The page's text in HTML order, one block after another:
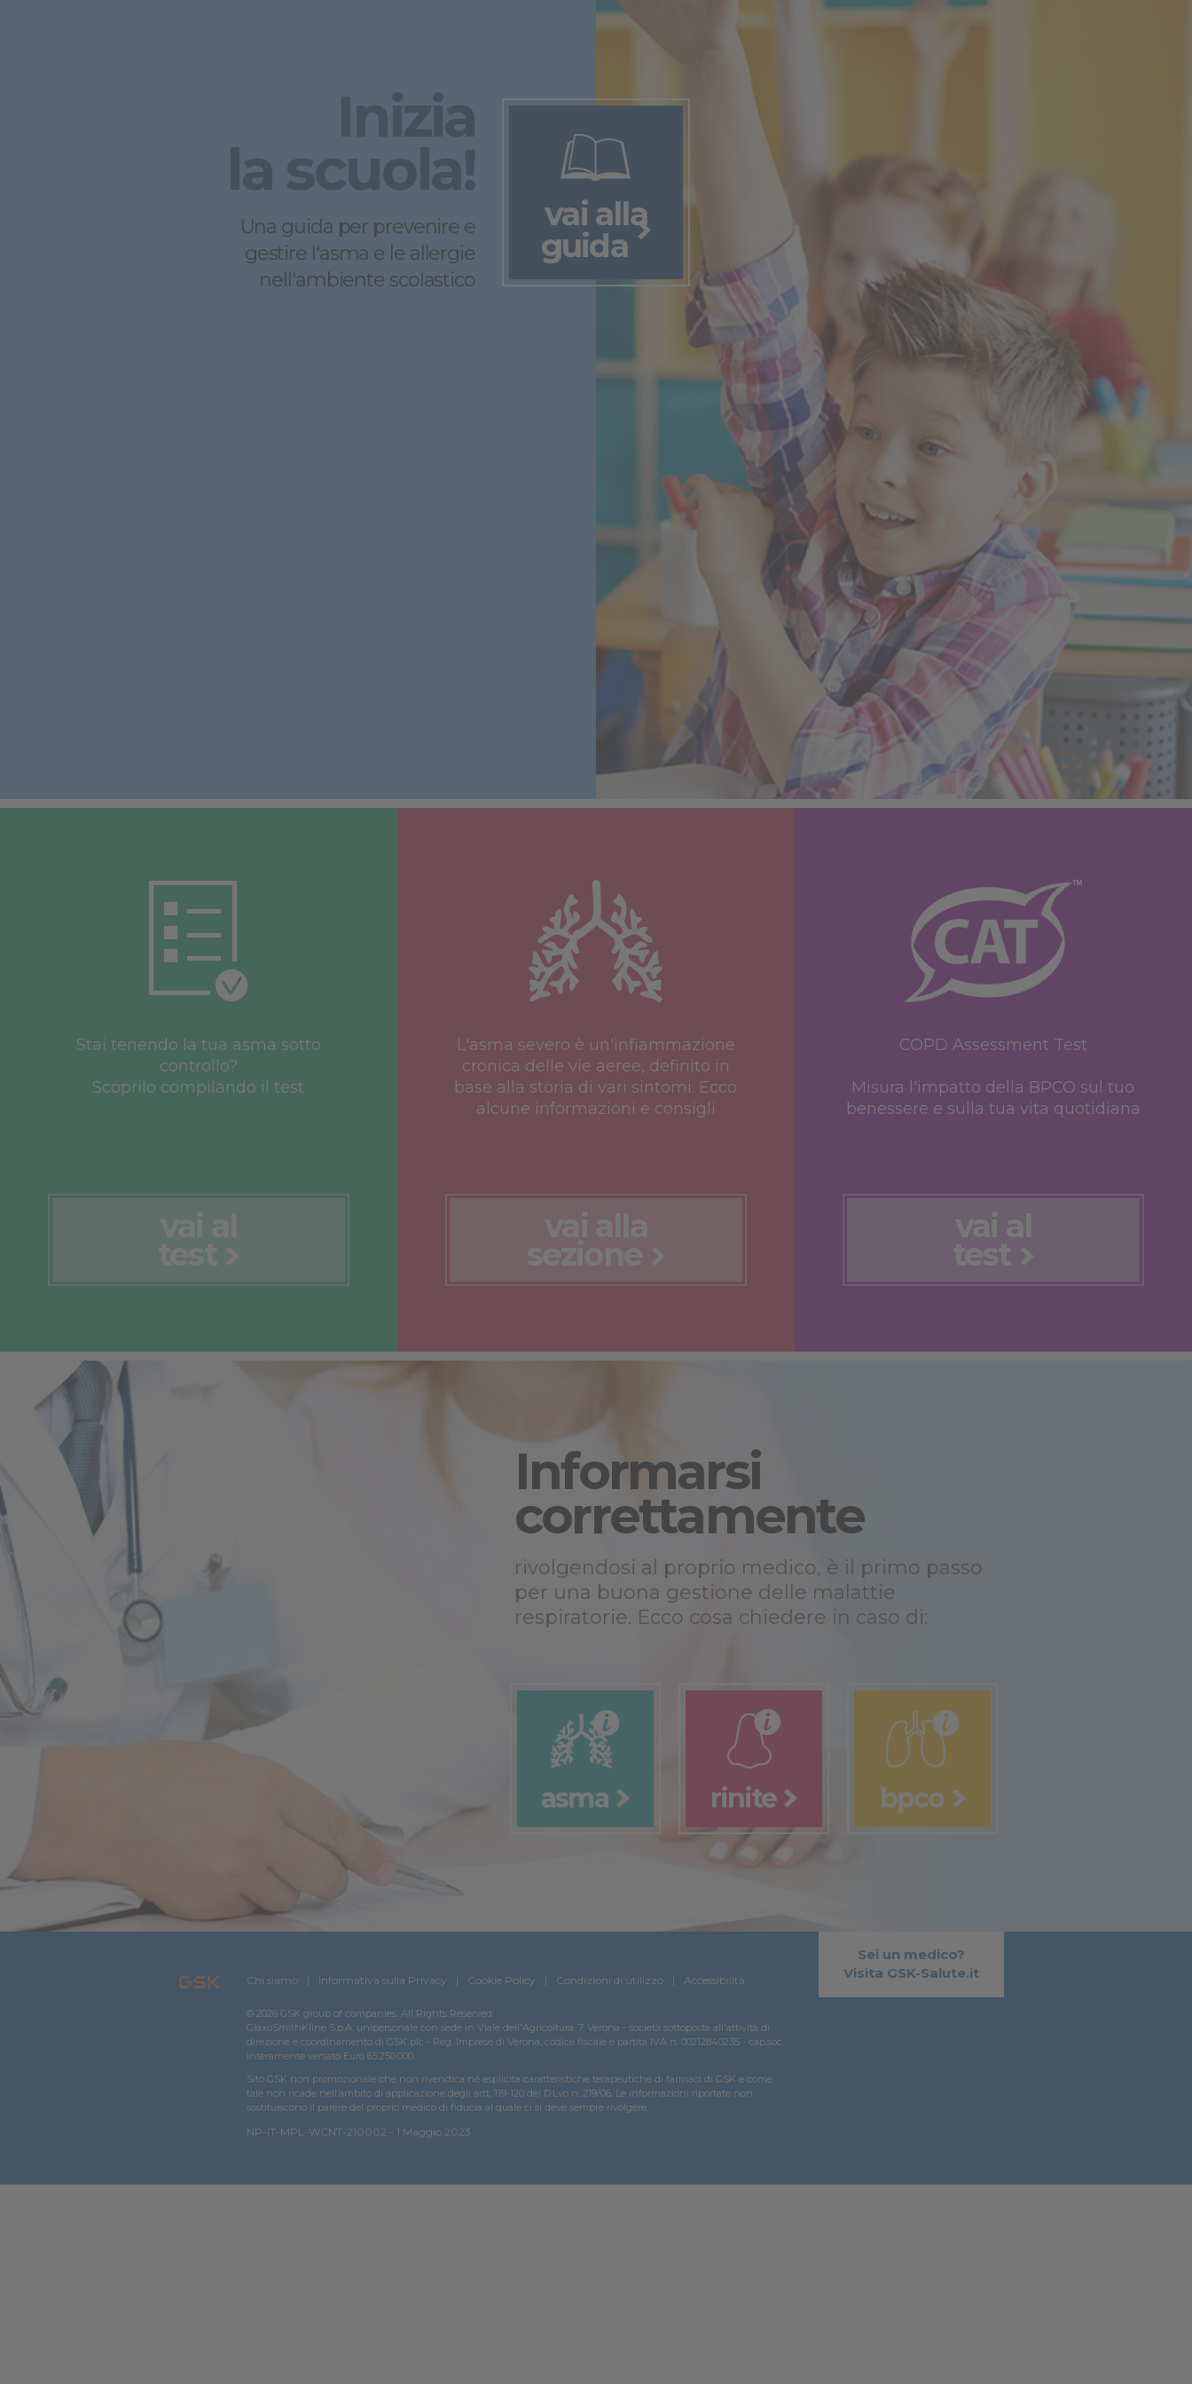
Una guida per prevenire e
gestire l'asma e le allergie
nell'ambiente scolastico
vai alla
guida
Stai tenendo la tua asma sotto
controllo?
Scoprilo compilando il test
vai al
test
L'asma severo è un'infiammazione
cronica delle vie aeree, definito in
base alla storia di vari sintomi. Ecco
alcune informazioni e consigli
COPD Assessment Test
Misura l'impatto della BPCO sul tuo
benessere e sulla tua vita quotidiana
vai al
test
Informarsi
correttamente
rivolgendosi al proprio medico, è il primo passo
per una buona gestione delle malattie
respiratorie. Ecco cosa chiedere in caso di:
asma rinite bpco
Sei un medico?
Visita GSK-Salute.it
Chi siamo Informativa sulla Privacy Cookie Policy Condizioni di utilizzo Accessibilità
© 2026 GSK group of companies. All Rights Reserved.
GlaxoSmithKline S.p.A. unipersonale con sede in Viale dell'Agricoltura, 7, Verona - società sottoposta all'attività di
direzione e coordinamento di GSK plc - Reg. Imprese di Verona, codice fiscale e partita IVA n. 00212840235 - cap.soc.
interamente versato Euro 65.250.000.
Sito GSK non promozionale che non rivendica né esplicita caratteristiche terapeutiche di farmaci di GSK e come
tale non ricade nell’ambito di applicazione degli artt. 119-120 del D.Lvo n. 219/06. Le informazioni riportate non
sostituiscono il parere del proprio medico di fiducia al quale ci si deve sempre rivolgere.
NP-IT-MPL-WCNT-210002 - 1 Maggio 2023